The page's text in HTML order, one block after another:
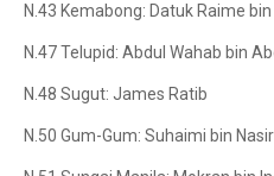
N.43 Kemabong: Datuk Raime bin
N.47 Telupid: Abdul Wahab bin
N.48 Sugut: James Ratib
N.50 Gum-Gum: Suhaimi bin Nasir